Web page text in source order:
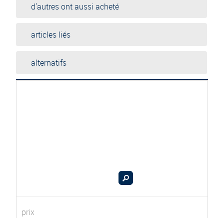
d'autres ont aussi acheté
articles liés
alternatifs
prix